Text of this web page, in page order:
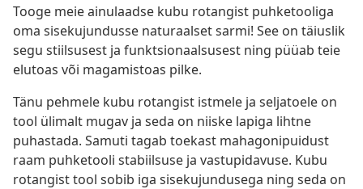
Tooge meie ainulaadse kubu rotangist puhketooliga
oma sisekujundusse naturaalset sarmi! See on täiuslik
segu stiilsusest ja funktsionaalsusest ning püüab teie
elutoas või magamistoas pilke.
Tänu pehmele kubu rotangist istmele ja seljatoele on
tool ülimalt mugav ja seda on niiske lapiga lihtne
puhastada. Samuti tagab toekast mahagonipuidust
raam puhketooli stabiilsuse ja vastupidavuse. Kubu
rotangist tool sobib iga sisekujundusega ning seda on